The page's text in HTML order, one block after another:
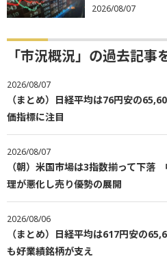
2026/08/07
「市況概況」の過去記事
2026/08/07
（まとめ）日経平均は76円安の
価指標に注目
2026/08/07
（朝）米国市場は3指数揃って下
理が悪化し売り優勢の展開
2026/08/06
（まとめ）日経平均は617円安の
も好業績銘柄が支え